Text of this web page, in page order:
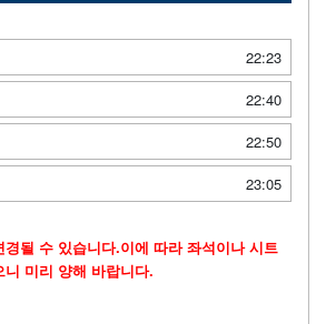
22:23
22:40
22:50
23:05
경될 수 있습니다.이에 따라 좌석이나 시트
미리 양해 바랍니다.